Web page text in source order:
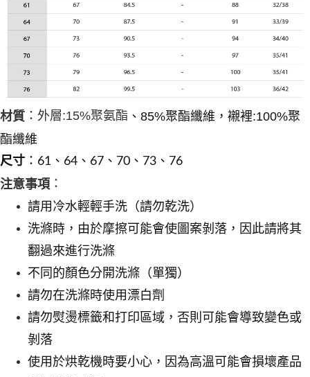
材質 ：外層:15%聚氨酯 、85%聚酯纖維，襯裡:100%聚
酯纖維
尺寸 ：61、64、67、70、73、76
注意事項 ：
請用冷水輕輕手洗（請勿乾洗）
洗滌時，由於摩擦可能會使圖案剝落，因此請將其
翻過來進行洗滌
不同的顏色分開洗滌（單獨）
請勿在洗滌時使用漂白劑
請勿熨燙標籤和打印區域，否則可能會導致變色或
剝落
使用於烘乾機時要小心，因為高溫可能會損壞產品